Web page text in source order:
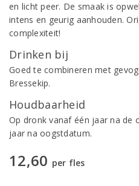
en licht peer. De smaak is
intens en geurig aanhouden.
complexiteit!
Drinken bij
Goed te combineren met
Bressekip.
Houdbaarheid
Op dronk vanaf één jaar na
jaar na oogstdatum.
12,60 per fles